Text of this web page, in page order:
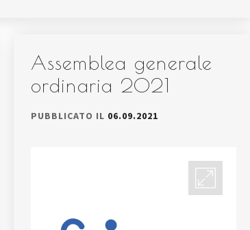
Assemblea generale
ordinaria 2021
PUBBLICATO IL 06.09.2021